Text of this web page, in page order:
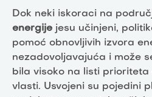
Dok neki iskoraci na
energije jesu učinjeni,
pomoć obnovljivih izvora
nezadovoljavajuća i može
bila visoko na listi
vlasti. Usvojeni su pojedini